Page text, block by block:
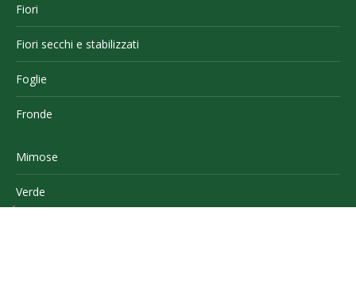
Fiori
Fiori secchi e stabilizzati
Foglie
Fronde
Mimose
Verde